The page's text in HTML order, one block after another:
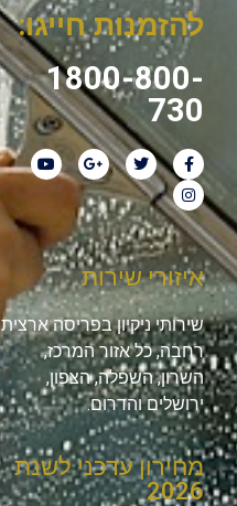
להזמנות חייגו:
1800-800-
730
איזורי שירות
שירותי ניקיון בפריסה ארצית
רחבה, כל אזור המרכז,
השרון, השפלה, הצפון,
ירושלים והדרום.
מחירון עדכני לשנת
2026